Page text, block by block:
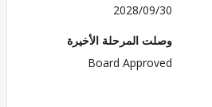
2028/09/30
وصلت المرحلة الأخيرة
Board Approved